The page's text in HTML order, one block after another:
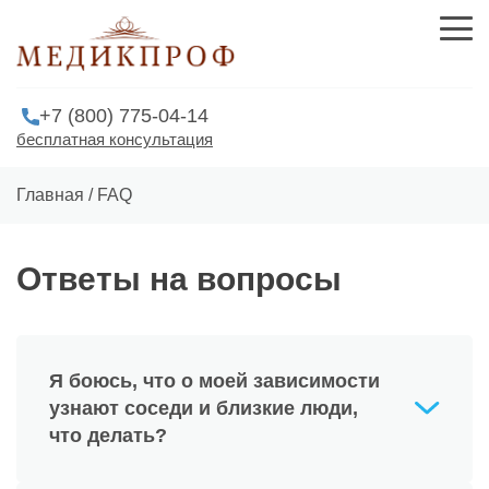
+7 (800) 775-04-14
бесплатная консультация
Главная / FAQ
Ответы на вопросы
Я боюсь, что о моей зависимости
узнают соседи и близкие люди,
что делать?